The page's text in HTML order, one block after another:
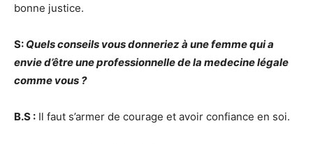
bonne justice.
S: Quels conseils vous donneriez à une femme qui a
envie d’être une professionnelle de la medecine légale
comme vous ?
B.S : Il faut s’armer de courage et avoir confiance en soi.